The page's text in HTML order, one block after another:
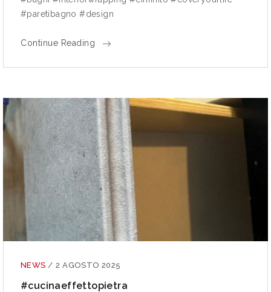
#paretibagno #design
Continue Reading
NEWS / 2 AGOSTO 2025
#cucinaeffettopietra